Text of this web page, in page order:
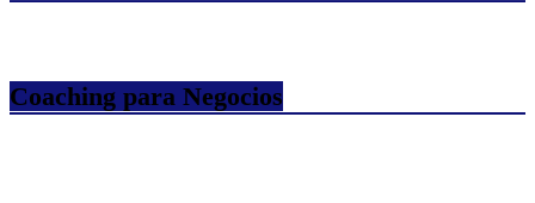
Coaching para Negocios